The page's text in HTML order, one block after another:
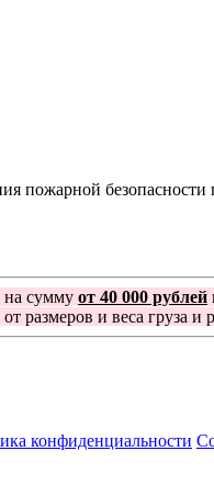
пожарной
на сумму от 40 000 рублей
размеров и веса груза и
конфиденциальности